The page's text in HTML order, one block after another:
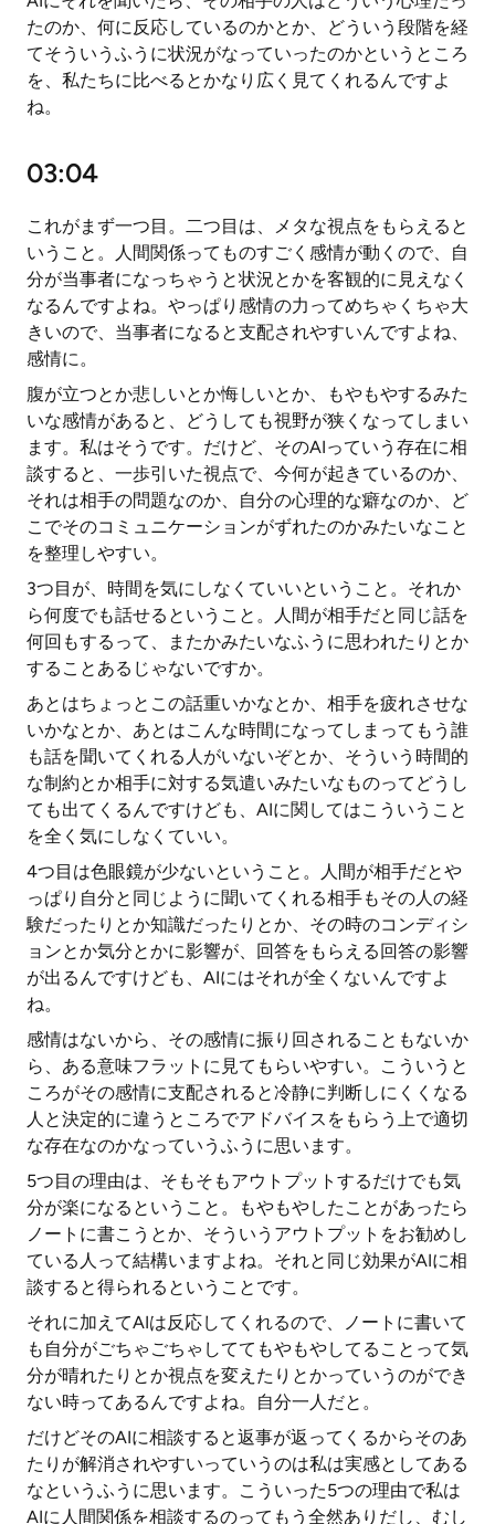
たのか、何に反応しているのかとか、どういう段階を経
てそういうふうに状況がなっていったのかというところ
を、私たちに比べるとかなり広く見てくれるんですよ
ね。
03:04
これがまず一つ目。二つ目は、メタな視点をもらえると
いうこと。人間関係ってものすごく感情が動くので、自
分が当事者になっちゃうと状況とかを客観的に見えなく
なるんですよね。やっぱり感情の力ってめちゃくちゃ大
きいので、当事者になると支配されやすいんですよね、
感情に。
腹が立つとか悲しいとか悔しいとか、もやもやするみた
いな感情があると、どうしても視野が狭くなってしまい
ます。私はそうです。だけど、そのAIっていう存在に相
談すると、一歩引いた視点で、今何が起きているのか、
それは相手の問題なのか、自分の心理的な癖なのか、ど
こでそのコミュニケーションがずれたのかみたいなこと
を整理しやすい。
3つ目が、時間を気にしなくていいということ。それか
ら何度でも話せるということ。人間が相手だと同じ話を
何回もするって、またかみたいなふうに思われたりとか
することあるじゃないですか。
あとはちょっとこの話重いかなとか、相手を疲れさせな
いかなとか、あとはこんな時間になってしまってもう誰
も話を聞いてくれる人がいないぞとか、そういう時間的
な制約とか相手に対する気遣いみたいなものってどうし
ても出てくるんですけども、AIに関してはこういうこと
を全く気にしなくていい。
4つ目は色眼鏡が少ないということ。人間が相手だとや
っぱり自分と同じように聞いてくれる相手もその人の経
験だったりとか知識だったりとか、その時のコンディシ
ョンとか気分とかに影響が、回答をもらえる回答の影響
が出るんですけども、AIにはそれが全くないんですよ
ね。
感情はないから、その感情に振り回されることもないか
ら、ある意味フラットに見てもらいやすい。こういうと
ころがその感情に支配されると冷静に判断しにくくなる
人と決定的に違うところでアドバイスをもらう上で適切
な存在なのかなっていうふうに思います。
5つ目の理由は、そもそもアウトプットするだけでも気
分が楽になるということ。もやもやしたことがあったら
ノートに書こうとか、そういうアウトプットをお勧めし
ている人って結構いますよね。それと同じ効果がAIに相
談すると得られるということです。
それに加えてAIは反応してくれるので、ノートに書いて
も自分がごちゃごちゃしててもやもやしてることって気
分が晴れたりとか視点を変えたりとかっていうのができ
ない時ってあるんですよね。自分一人だと。
だけどそのAIに相談すると返事が返ってくるからそのあ
たりが解消されやすいっていうのは私は実感としてある
なというふうに思います。こういった5つの理由で私は
AIに人間関係を相談するのってもう全然ありだし、むし